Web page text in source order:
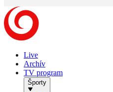
Live
Archív
TV program
Športy